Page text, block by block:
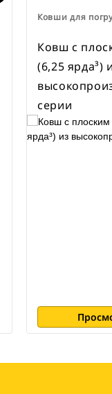
Ковши для
Ковш с
(6,25 ярда³)
серии